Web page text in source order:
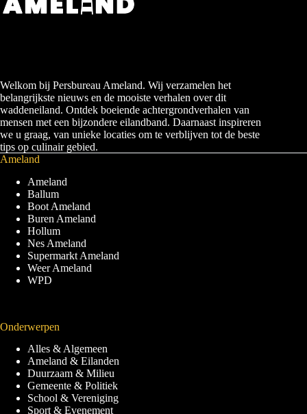
Welkom bij Persbureau Ameland. Wij verzamelen het
belangrijkste nieuws en de mooiste verhalen over dit
waddeneiland. Ontdek boeiende achtergrondverhalen van
mensen met een bijzondere eilandband. Daarnaast inspireren
we u graag, van unieke locaties om te verblijven tot de beste
tips op culinair gebied.
Ameland
Ameland
Ballum
Boot Ameland
Buren Ameland
Hollum
Nes Ameland
Supermarkt Ameland
Weer Ameland
WPD
Onderwerpen
Alles & Algemeen
Ameland & Eilanden
Duurzaam & Milieu
Gemeente & Politiek
School & Vereniging
Sport & Evenement